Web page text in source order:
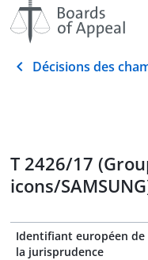
Décisions des
T 2426/17
icons/
Identifiant européen de
la jurisprudence